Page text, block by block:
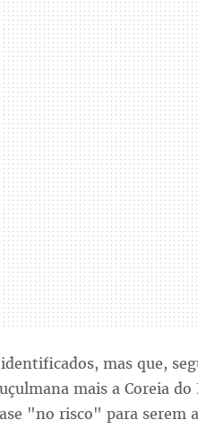
mas que,
mais a Coreia
"no risco" para serem